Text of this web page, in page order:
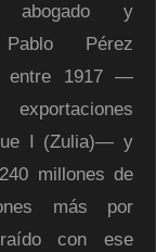
abogado y
Pérez
entre 1917 —
I (Zulia)— y
millones de
más por
con ese